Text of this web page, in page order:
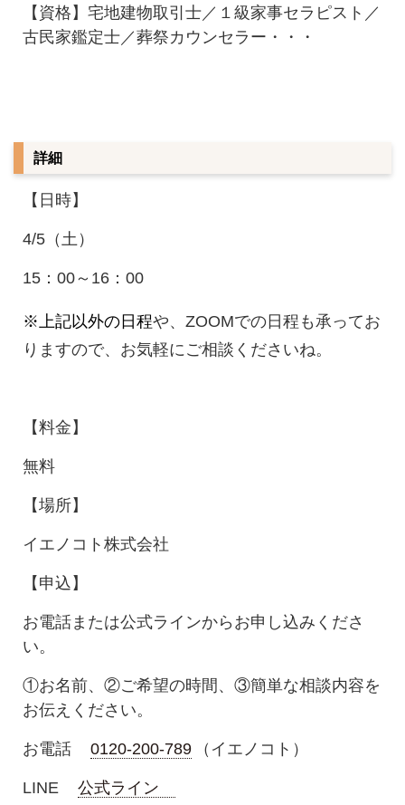
【資格】宅地建物取引士／１級家事セラピスト／
古民家鑑定士／葬祭カウンセラー・・・
詳細
【日時】
4/5（土）
15：00～16：00
※上記以外の日程や、ZOOMでの日程も承ってお
りますので、お気軽にご相談くださいね。
【料金】
無料
【場所】
イエノコト株式会社
【申込】
お電話または公式ラインからお申し込みくださ
い。
①お名前、②ご希望の時間、③簡単な相談内容を
お伝えください。
お電話 0120-200-789 （イエノコト）
LINE 公式ライン